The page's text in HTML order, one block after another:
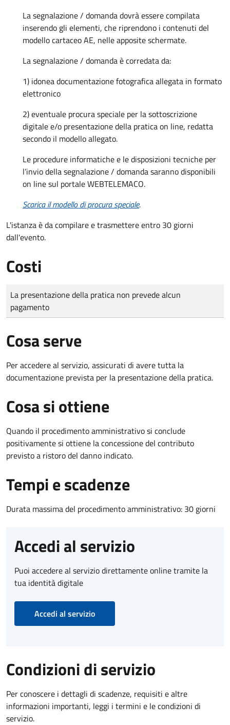
La segnalazione / domanda dovrà essere compilata
inserendo gli elementi, che riprendono i contenuti del
modello cartaceo AE, nelle apposite schermate.
La segnalazione / domanda è corredata da:
1) idonea documentazione fotografica allegata in formato
elettronico
2) eventuale procura speciale per la sottoscrizione
digitale e/o presentazione della pratica on line, redatta
secondo il modello allegato.
Le procedure informatiche e le disposizioni tecniche per
l’invio della segnalazione / domanda saranno disponibili
on line sul portale WEBTELEMACO.
Scarica il modello di procura speciale.
L'istanza è da compilare e trasmettere entro 30 giorni
dall'evento.
Costi
Tipo di pagamento
Importo
La presentazione della pratica non prevede alcun
pagamento
Cosa serve
Per accedere al servizio, assicurati di avere tutta la
documentazione prevista per la presentazione della pratica.
Cosa si ottiene
Quando il procedimento amministrativo si conclude
positivamente si ottiene la concessione del contributo
previsto a ristoro del danno indicato.
Tempi e scadenze
Durata massima del procedimento amministrativo: 30 giorni
Accedi al servizio
Puoi accedere al servizio direttamente online tramite la
tua identità digitale
Accedi al servizio
Condizioni di servizio
Per conoscere i dettagli di scadenze, requisiti e altre
informazioni importanti, leggi i termini e le condizioni di
servizio.